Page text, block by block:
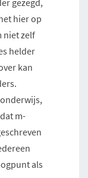
gezegd,
hier op
niet zelf
helder
kan
m-
als